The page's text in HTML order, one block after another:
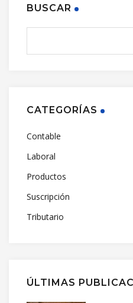
BUSCAR
CATEGORÍAS
Contable
Laboral
Productos
Suscripción
Tributario
ÚLTIMAS